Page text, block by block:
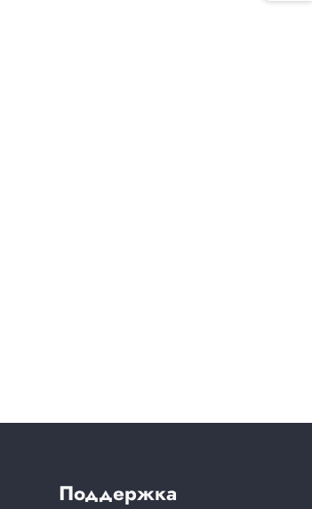
Поддержка